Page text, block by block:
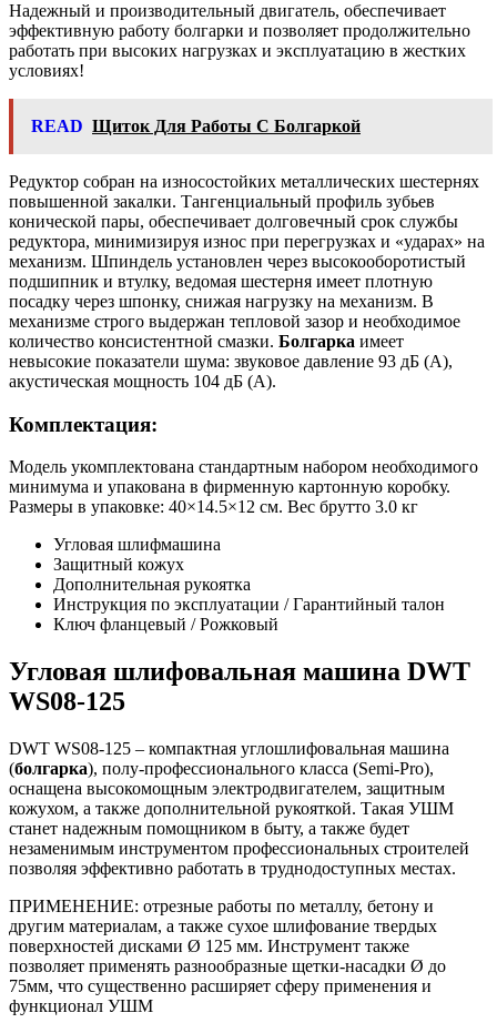
Надежный и производительный двигатель, обеспечивает
эффективную работу болгарки и позволяет продолжительно
работать при высоких нагрузках и эксплуатацию в жестких
условиях!
READ Щиток Для Работы С Болгаркой
Редуктор собран на износостойких металлических шестернях
повышенной закалки. Тангенциальный профиль зубьев
конической пары, обеспечивает долговечный срок службы
редуктора, минимизируя износ при перегрузках и «ударах» на
механизм. Шпиндель установлен через высокооборотистый
подшипник и втулку, ведомая шестерня имеет плотную
посадку через шпонку, снижая нагрузку на механизм. В
механизме строго выдержан тепловой зазор и необходимое
количество консистентной смазки. Болгарка имеет
невысокие показатели шума: звуковое давление 93 дБ (А),
акустическая мощность 104 дБ (А).
Комплектация:
Модель укомплектована стандартным набором необходимого
минимума и упакована в фирменную картонную коробку.
Размеры в упаковке: 40×14.5×12 см. Вес брутто 3.0 кг
Угловая шлифмашина
Защитный кожух
Дополнительная рукоятка
Инструкция по эксплуатации / Гарантийный талон
Ключ фланцевый / Рожковый
Угловая шлифовальная машина DWT
WS08-125
DWT WS08-125 – компактная углошлифовальная машина
(болгарка), полу-профессионального класса (Semi-Pro),
оснащена высокомощным электродвигателем, защитным
кожухом, а также дополнительной рукояткой. Такая УШМ
станет надежным помощником в быту, а также будет
незаменимым инструментом профессиональных строителей
позволяя эффективно работать в труднодоступных местах.
ПРИМЕНЕНИЕ: отрезные работы по металлу, бетону и
другим материалам, а также сухое шлифование твердых
поверхностей дисками Ø 125 мм. Инструмент также
позволяет применять разнообразные щетки-насадки Ø до
75мм, что существенно расширяет сферу применения и
функционал УШМ